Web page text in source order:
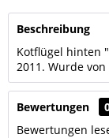
Beschreibung
Kotflügel hinten
2011. Wurde
Bewertungen
Bewertungen